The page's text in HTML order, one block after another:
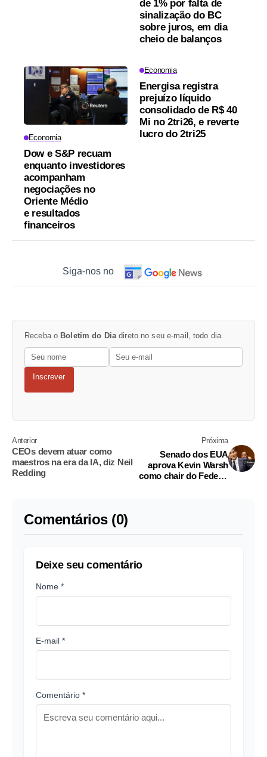
de 1% por falta de
sinalização do BC
sobre juros, em dia
cheio de balanços
Economia
Dow e S&P recuam
enquanto investidores
acompanham
negociações no
Oriente Médio
e resultados
financeiros
Economia
Energisa registra
prejuízo líquido
consolidado de R$ 40
Mi no 2tri26, e reverte
lucro do 2tri25
Siga-nos no
Receba o Boletim do Dia direto no seu e-mail, todo dia.
Inscrever
Anterior
CEOs devem atuar como
maestros na era da IA, diz Neil
Redding
Próxima
Senado dos EUA
aprova Kevin Warsh
como chair do Federal
Comentários (0)
Deixe seu comentário
Nome *
E-mail *
Comentário *